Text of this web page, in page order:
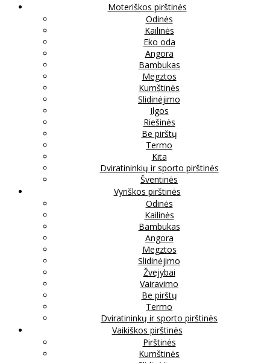
Moteriškos pirštinės
Odinės
Kailinės
Eko oda
Angora
Bambukas
Megztos
Kumštinės
Slidinėjimo
Ilgos
Riešinės
Be pirštų
Termo
Kita
Dviratininkių ir sporto pirštinės
Šventinės
Vyriškos pirštinės
Odinės
Kailinės
Bambukas
Angora
Megztos
Slidinėjimo
Žvejybai
Vairavimo
Be pirštų
Termo
Dviratininkų ir sporto pirštinės
Vaikiškos pirštinės
Pirštinės
Kumštinės